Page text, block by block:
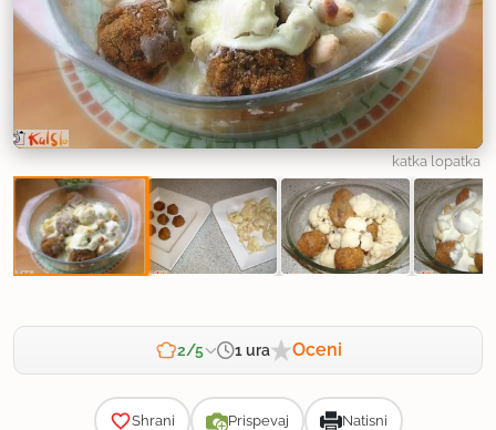
katka lopatka
2/5 1 ura Oceni
Shrani Prispevaj Natisni